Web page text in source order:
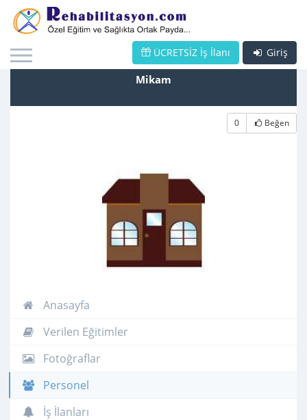
Giriş
ÜCRETSİZ İş İlanı
Mikam
0 Beğen
Anasayfa
Verilen Eğitimler
Fotoğraflar
Personel
İş İlanları